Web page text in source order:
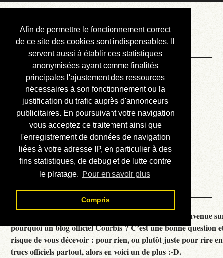
Afin de permettre le fonctionnement correct
de ce site des cookies sont indispensables. Il
servent aussi à établir des statistiques
anonymisées ayant comme finalités
principales l'ajustement des ressources
nécessaires à son fonctionnement ou la
justification du trafic auprès d'annonceurs
publicitaires. En poursuivant votre navigation
vous acceptez ce traitement ainsi que
l'enregistrement de données de navigation
liées à votre adresse IP, en particulier à des
fins statistiques, de debug et de lutte contre
le piratage. Pour en savoir plus
Compris
Courbis, « LE »
Blog Officiel
Bienvenue
Réalisations
Divers (et d’été)
Annonces
Liens externes
Téléchargement
Contact
Courbis, « LE » Blog Officiel - je vous souhaite la bienvenue
pourquoi un blog officiel Courbis ? C’est une bonne question
risque de vous décevoir : pour rien, ou plutôt juste pour rire
trucs officiels partout, alors en voici un de plus :-D.